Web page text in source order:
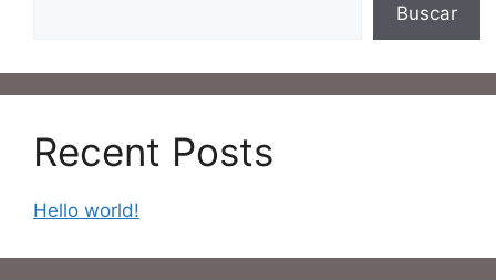
Buscar
Recent Posts
Hello world!